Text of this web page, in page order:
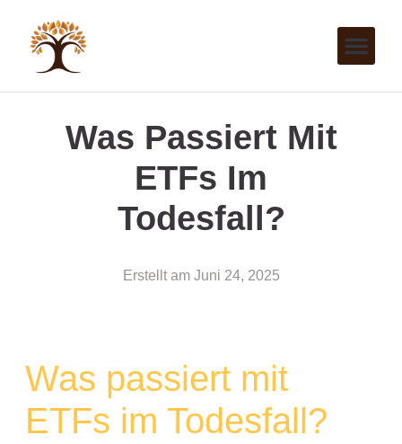
Was Passiert Mit
ETFs Im
Todesfall?
Erstellt am Juni 24, 2025
Was passiert mit
ETFs im Todesfall?